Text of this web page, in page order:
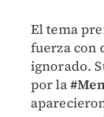
El tema
fuerza con
ignorado.
por la